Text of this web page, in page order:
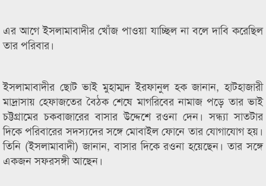
এর আগে ইসলামাবাদীর খোঁজ পাওয়া যাচ্ছিল না বলে দাবি করেছিল
তার পরিবার।
ইসলামাবাদীর ছোট ভাই মুহাম্মদ ইরফানুল হক জানান, হাটহাজারী
মাদ্রাসায় হেফাজতের বৈঠক শেষে মাগরিবের নামাজ পড়ে তার ভাই
চট্টগ্রামের চকবাজারের বাসার উদ্দেশে রওনা দেন। সন্ধ্যা সাতটার
দিকে পরিবারের সদস্যদের সঙ্গে মোবাইল ফোনে তার যোগাযোগ হয়।
তিনি (ইসলামাবাদী) জানান, বাসার দিকে রওনা হয়েছেন। তার সঙ্গে
একজন সফরসঙ্গী আছেন।